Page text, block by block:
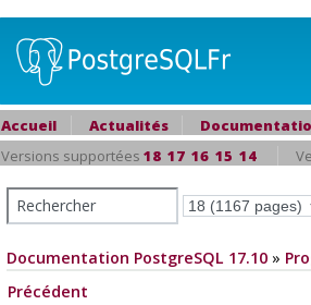
Accueil Actualités
Versions supportées 18 17 16 15 14
Documentation PostgreSQL 17.10 »
Précédent